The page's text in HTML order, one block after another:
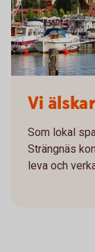
Vi
Som lokal
Strängnäs
leva och